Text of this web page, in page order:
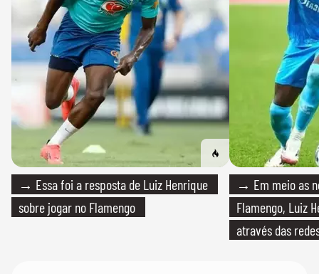
→ Essa foi a resposta de Luiz Henrique
sobre jogar no Flamengo
→ Em meio as
Flamengo, Luiz
através das